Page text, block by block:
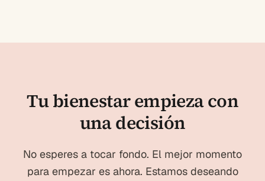
Tu bienestar empieza con
una decisión
No esperes a tocar fondo. El mejor momento
para empezar es ahora. Estamos deseando